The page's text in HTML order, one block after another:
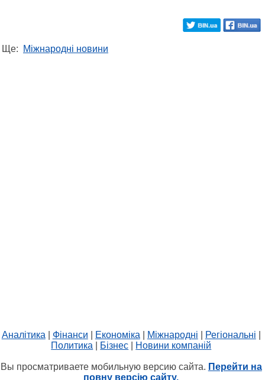
Ще: Міжнародні новини
Аналітика Фінанси Економіка Міжнародні Регіональні
Политика
Бізнес Новини компаній
Вы просматриваете мобильную версию сайта. Перейти на
повну версію сайту.